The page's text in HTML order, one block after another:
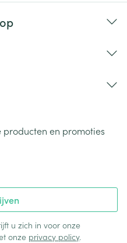
en promoties
u zich in voor onze
onze privacy policy.